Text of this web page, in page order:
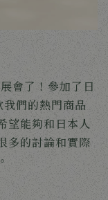
會了！參加了日
們的熱門商品
望能夠和日本人
多的討論和實際